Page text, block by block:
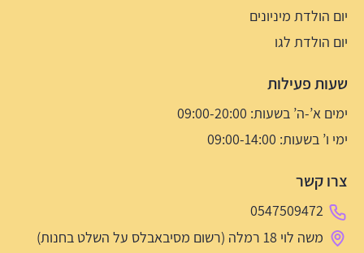
יום הולדת מיניונים
יום הולדת לגו
שעות פעילות
ימים א’-ה’ בשעות: 09:00-20:00
ימי ו’ בשעות: 09:00-14:00
צרו קשר
0547509472
משה לוי 18 רמלה (רשום מסיבאבלס על השלט בחנות)